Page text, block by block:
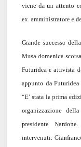
viene da un attento
ex amministratore e
Grande successo
Musa domenica
Futuridea e attivista
appunto da
“E’ stata la prima
organizzazione
presidente
intervenuti: